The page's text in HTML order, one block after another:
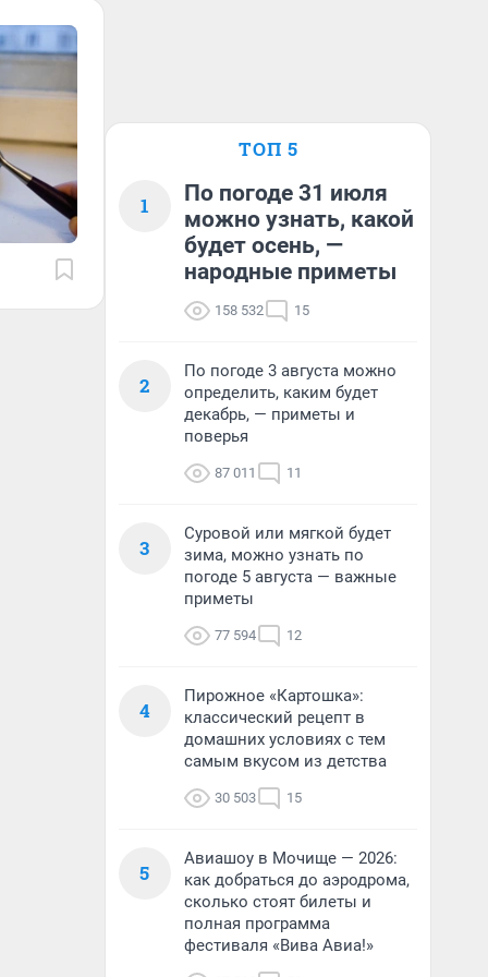
ТОП 5
1
По погоде 31 июля
можно узнать, какой
будет осень, —
народные приметы
158 532 15
2
По погоде 3 августа можно
определить, каким будет
декабрь, — приметы и
поверья
87 011 11
3
Суровой или мягкой будет
зима, можно узнать по
погоде 5 августа — важные
приметы
77 594 12
4
Пирожное «Картошка»:
классический рецепт в
домашних условиях с тем
самым вкусом из детства
30 503 15
5
Авиашоу в Мочище — 2026:
как добраться до аэродрома,
сколько стоят билеты и
полная программа
фестиваля «Вива Авиа!»